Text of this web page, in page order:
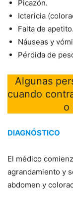
Picazón.
Ictericia
Falta de apetito.
Náuseas y
Pérdida de
Algunas
cuando
o
DIAGNÓSTICO
El médico
agrandamiento y
abdomen y